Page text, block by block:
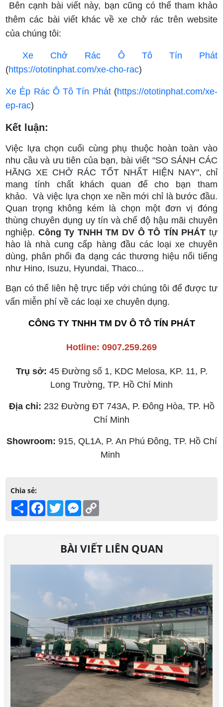
Bên cạnh bài viết này, bạn cũng có thể tham khảo
thêm các bài viết khác về xe chở rác trên website
của chúng tôi:
Xe Chở Rác Ô Tô Tín Phát
(https://ototinphat.com/xe-cho-rac)
Xe Ép Rác Ô Tô Tín Phát (https://ototinphat.com/xe-
ep-rac)
Kết luận:
Việc lựa chọn cuối cùng phụ thuộc hoàn toàn vào
nhu cầu và ưu tiên của bạn, bài viết "SO SÁNH CÁC
HÃNG XE CHỞ RÁC TỐT NHẤT HIỆN NAY", chỉ
mang tính chất khách quan để cho bạn tham
khảo. Và việc lựa chọn xe nền mới chỉ là bước đầu.
Quan trọng không kém là chọn một đơn vị đóng
thùng chuyên dụng uy tín và chế độ hậu mãi chuyên
nghiệp. Công Ty TNHH TM DV Ô TÔ TÍN PHÁT tự
hào là nhà cung cấp hàng đầu các loại xe chuyên
dùng, phân phối đa dạng các thương hiệu nổi tiếng
như Hino, Isuzu, Hyundai, Thaco...
Bạn có thể liên hệ trực tiếp với chúng tôi để được tư
vấn miễn phí về các loại xe chuyên dụng.
CÔNG TY TNHH TM DV Ô TÔ TÍN PHÁT
Hotline: 0907.259.269
Trụ sở: 45 Đường số 1, KDC Melosa, KP. 11, P.
Long Trường, TP. Hồ Chí Minh
Địa chỉ: 232 Đường ĐT 743A, P. Đông Hòa, TP. Hồ
Chí Minh
Showroom: 915, QL1A, P. An Phú Đông, TP. Hồ Chí
Minh
Chia sẻ:
Share Facebook
TwitterMessenger
BÀI VIẾT LIÊN QUAN